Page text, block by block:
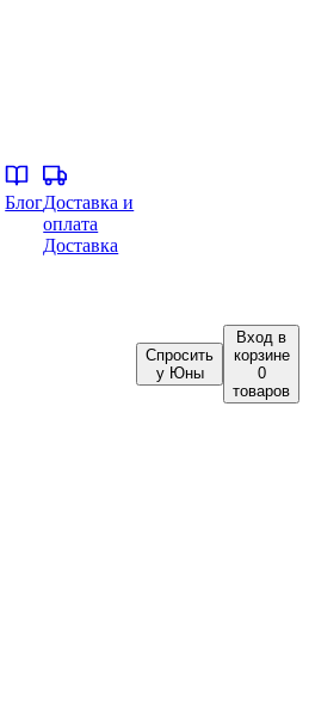
БлогДоставка и
оплата
Доставка
Спросить
у Юны
Вход в
корзине
0
товаров